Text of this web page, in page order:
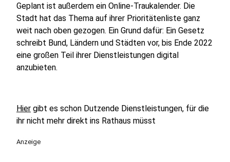
Geplant ist außerdem ein Online-Traukalender. Die
Stadt hat das Thema auf ihrer Prioritätenliste ganz
weit nach oben gezogen. Ein Grund dafür: Ein Gesetz
schreibt Bund, Ländern und Städten vor, bis Ende 2022
eine großen Teil ihrer Dienstleistungen digital
anzubieten.
Hier gibt es schon Dutzende Dienstleistungen, für die
ihr nicht mehr direkt ins Rathaus müsst
Anzeige